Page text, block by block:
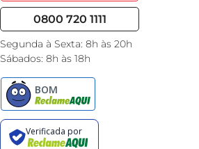
0800 720 1111
Segunda à Sexta: 8h às 20h
Sábados: 8h às 18h